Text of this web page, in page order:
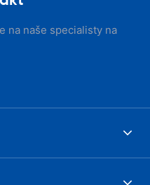
na naše specialisty na